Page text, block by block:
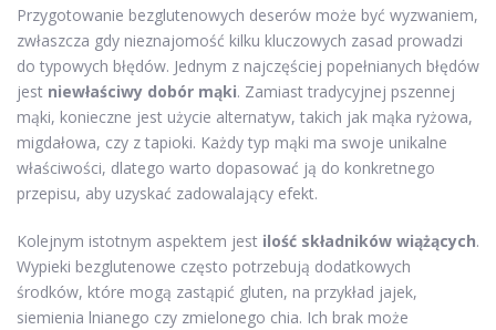
Przygotowanie bezglutenowych deserów może być wyzwaniem,
zwłaszcza gdy nieznajomość kilku kluczowych zasad prowadzi
do typowych błędów. Jednym z najczęściej popełnianych błędów
jest niewłaściwy dobór mąki. Zamiast tradycyjnej pszennej
mąki, konieczne jest użycie alternatyw, takich jak mąka ryżowa,
migdałowa, czy z tapioki. Każdy typ mąki ma swoje unikalne
właściwości, dlatego warto dopasować ją do konkretnego
przepisu, aby uzyskać zadowalający efekt.
Kolejnym istotnym aspektem jest ilość składników wiążących.
Wypieki bezglutenowe często potrzebują dodatkowych
środków, które mogą zastąpić gluten, na przykład jajek,
siemienia lnianego czy zmielonego chia. Ich brak może